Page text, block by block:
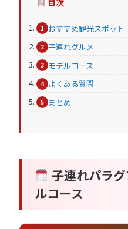
目次
おすすめ観光スポット
子連れグルメ
モデルコース
よくある質問
まとめ
子連れパラ
ルコース